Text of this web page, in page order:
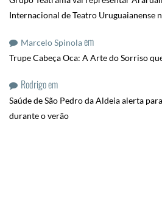
Internacional de Teatro Uruguaianense
Marcelo Spinolaem
Trupe Cabeça Oca: A Arte do Sorriso
Rodrigoem
Saúde de São Pedro da Aldeia alerta
durante o verão